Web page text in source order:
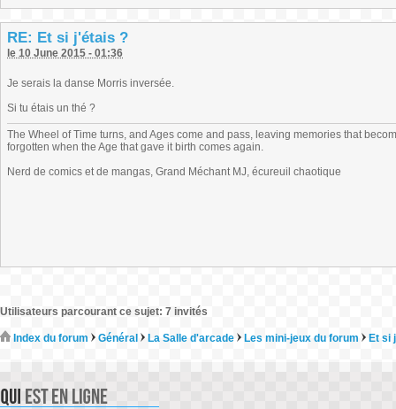
RE: Et si j'étais ?
le 10 June 2015 - 01:36
Je serais la danse Morris inversée.
Si tu étais un thé ?
The Wheel of Time turns, and Ages come and pass, leaving memories that
forgotten when the Age that gave it birth comes again.
Nerd de comics et de mangas, Grand Méchant MJ, écureuil chaotique
Utilisateurs parcourant ce sujet: 7 invités
Index du forum Général La Salle d'arcade Les mini-jeux du forum Et si